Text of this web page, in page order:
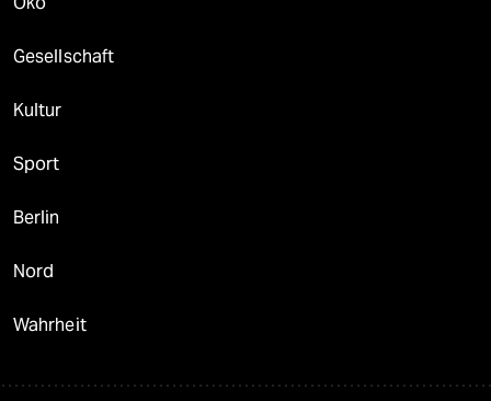
Gesellschaft
Kultur
Sport
Berlin
Nord
Wahrheit